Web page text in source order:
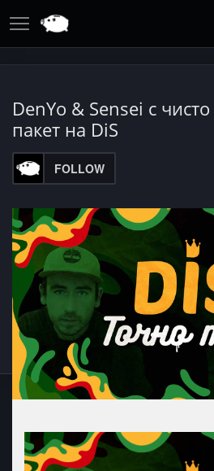
DenYo & Sensei с
пакет на DiS
FOLLOW